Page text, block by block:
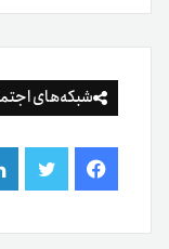
شبکه‌های
فیس
بوک
توییتر